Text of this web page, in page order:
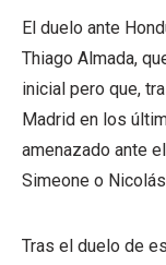
El duelo ante
Thiago Almada,
inicial pero que,
Madrid en los
amenazado ante
Simeone o
Tras el duelo de